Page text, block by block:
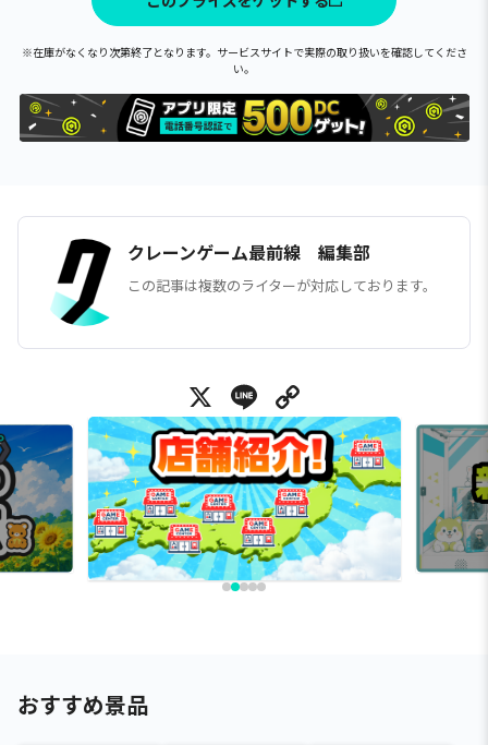
※在庫がなくなり次第終了となります。サービスサイトで実際の取り扱いを確認してくださ
い。
クレーンゲーム最前線 編集部
この記事は複数のライターが対応しております。
X Line
おすすめ景品